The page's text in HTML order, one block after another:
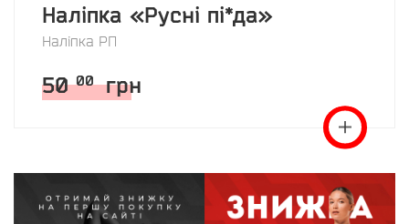
Наліпка «Русні пі*да»
Наліпка РП
50 00 грн